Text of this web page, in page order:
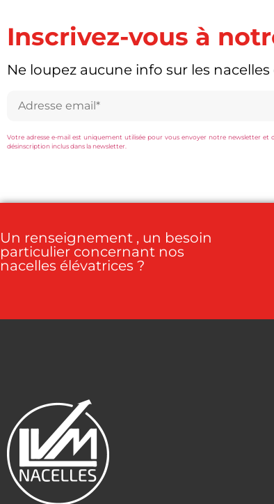
Inscrivez-vous à
Ne loupez aucune info sur les nacelles
Votre adresse e-mail est uniquement utilisée pour vous envoyer notre newsletter et
désinscription inclus dans la newsletter.
Un renseignement , un besoin
particulier concernant nos
nacelles élévatrices ?